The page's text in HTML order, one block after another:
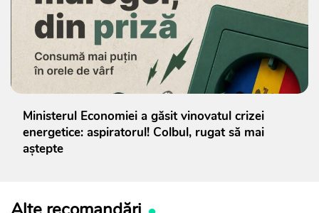
Ministerul Economiei a găsit vinovatul crizei
energetice: aspiratorul! Colbul, rugat să mai
aștepte